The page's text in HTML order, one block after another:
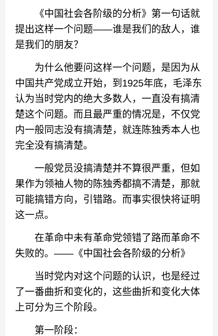
《中国社会各阶级的分析》第一句话就
提出这样一个问题——谁是我们的敌人，谁
是我们的朋友？
为什么他要问这样一个问题，是因为从
中国共产党成立开始，到1925年底，毛泽东
认为当时党内的绝大多数人，一直没有搞清
楚这个问题。而且最严重的情况是，不仅党
内一般同志没有搞清楚，就连陈独秀本人也
完全没有搞清楚。
一般党员没搞清楚并不算很严重，但如
果作为领袖人物的陈独秀都搞不清楚，那就
可能搞错方向，引错路。而事实很快将证明
这一点。
在革命中未有革命党领错了路而革命不
失败的。——《中国社会各阶级的分析》
当时党内对这个问题的认识，也是经过
了一番曲折和变化的，这些曲折和变化大体
上可分为三个阶段。
第一阶段：